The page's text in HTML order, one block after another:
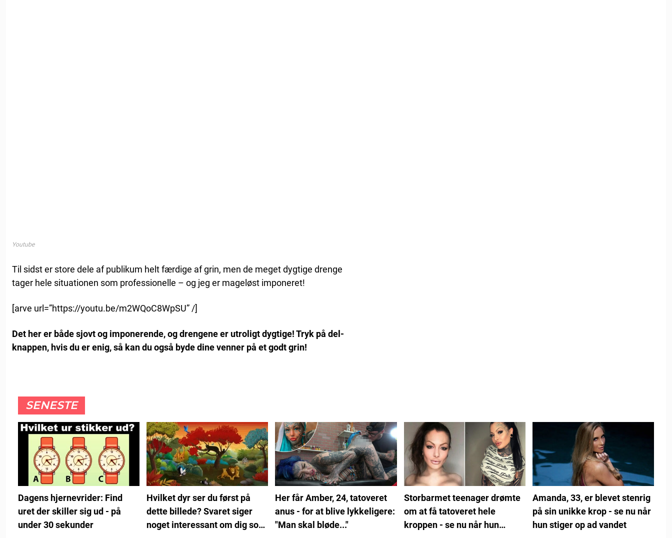
Youtube
Til sidst er store dele af publikum helt færdige af grin, men de meget dygtige drenge
tager hele situationen som professionelle – og jeg er mageløst imponeret!
[arve url=”https://youtu.be/m2WQoC8WpSU” /]
Det her er både sjovt og imponerende, og drengene er utroligt dygtige! Tryk på del-
knappen, hvis du er enig, så kan du også byde dine venner på et godt grin!
SENESTE
Dagens hjernevrider: Find
uret der skiller sig ud - på
under 30 sekunder
Hvilket dyr ser du først på
dette billede? Svaret siger
noget interessant om dig som
Her får Amber, 24, tatoveret
anus - for at blive lykkeligere:
"Man skal bløde..."
Storbarmet teenager drømte
om at få tatoveret hele
kroppen - se nu når hun
Amanda, 33, er blevet stenrig
på sin unikke krop - se nu når
hun stiger op ad vandet